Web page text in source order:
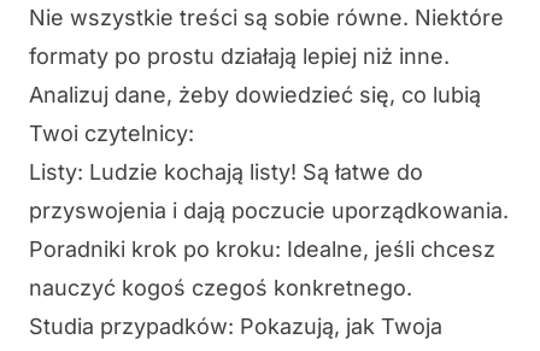
Nie wszystkie treści są sobie równe. Niektóre
formaty po prostu działają lepiej niż inne.
Analizuj dane, żeby dowiedzieć się, co lubią
Twoi czytelnicy:
Listy: Ludzie kochają listy! Są łatwe do
przyswojenia i dają poczucie uporządkowania.
Poradniki krok po kroku: Idealne, jeśli chcesz
nauczyć kogoś czegoś konkretnego.
Studia przypadków: Pokazują, jak Twoja